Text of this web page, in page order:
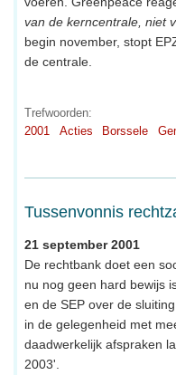
van de kerncentrale, niet
begin november, stopt
de centrale.
Trefwoorden:
2001
Acties Borssele
Tussenvonnis
21 september 2001
De rechtbank doet een
nu nog geen hard bewijs
en de SEP over de
in de gelegenheid met
daadwerkelijk afspraken
2003'.